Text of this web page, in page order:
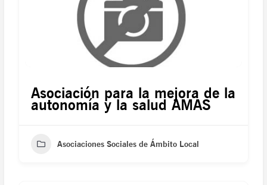
Asociación para la mejora de la
autonomía y la salud AMAS
Asociaciones Sociales de Ámbito Local